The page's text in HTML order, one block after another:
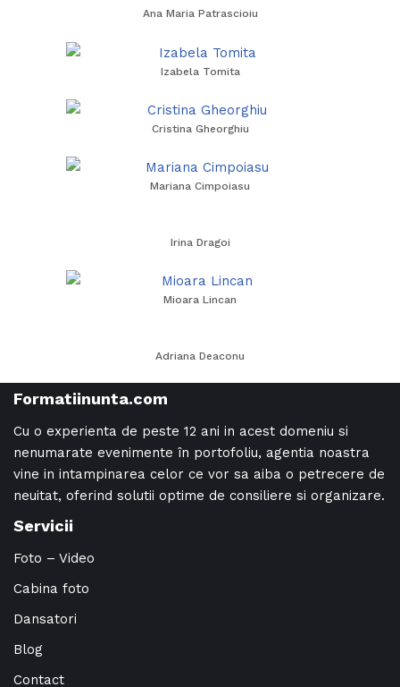
Ana Maria Patrascioiu
Izabela Tomita
Cristina Gheorghiu
Mariana Cimpoiasu
Irina Dragoi
Mioara Lincan
Adriana Deaconu
Formatiinunta.com
Cu o experienta de peste 12 ani in acest domeniu si
nenumarate evenimente în portofoliu, agentia noastra
vine in intampinarea celor ce vor sa aiba o petrecere de
neuitat, oferind solutii optime de consiliere si organizare.
Servicii
Foto – Video
Cabina foto
Dansatori
Blog
Contact